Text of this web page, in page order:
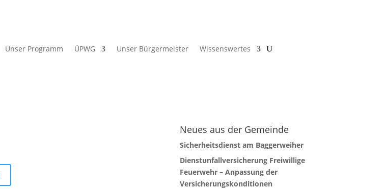
Unser Programm ÜPWG Unser Bürgermeister Wissenswertes
Neues aus der Gemeinde
Sicherheitsdienst am Baggerweiher
Dienstunfallversicherung Freiwillige
Feuerwehr – Anpassung der
Versicherungskonditionen